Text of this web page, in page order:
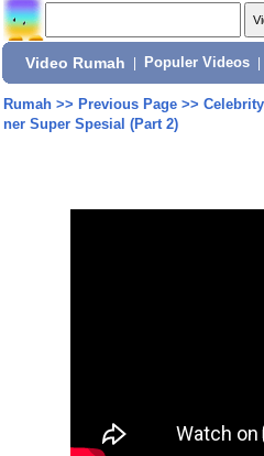
Video Rumah Populer Videos
Rumah>> Previous Page>>
ner Super Spesial (Part 2)